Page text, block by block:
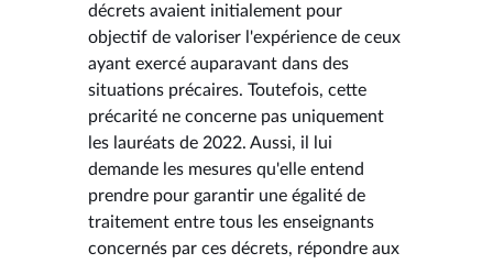
décrets avaient initialement pour
objectif de valoriser l'expérience de ceux
ayant exercé auparavant dans des
situations précaires. Toutefois, cette
précarité ne concerne pas uniquement
les lauréats de 2022. Aussi, il lui
demande les mesures qu'elle entend
prendre pour garantir une égalité de
traitement entre tous les enseignants
concernés par ces décrets, répondre aux